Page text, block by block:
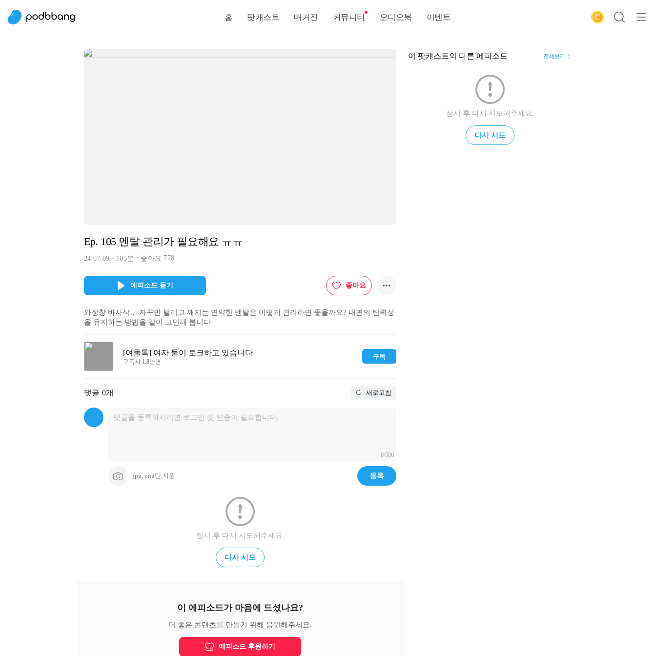
홈 팟캐스트 매거진 커뮤니티 오디오북 이벤트
Ep. 105 멘탈 관리가 필요해요 ㅠㅠ
24.07.09 105분 좋아요 778
에피소드 듣기 좋아요
와장창 바사삭… 자꾸만 털리고 깨지는 연약한 멘탈은 어떻게 관리하면 좋을까요? 내면의 탄력성
을 유지하는 방법을 같이 고민해 봅니다
[여둘톡] 여자 둘이 토크하고 있습니다
구독자 1.8만명
구독
댓글 0개 새로고침
0/500
jpg, png만 지원 등록
잠시 후 다시 시도해주세요.
다시 시도
이 에피소드가 마음에 드셨나요?
더 좋은 콘텐츠를 만들기 위해 응원해주세요.
에피소드 후원하기
이 팟캐스트의 다른 에피소드 전체보기
잠시 후 다시 시도해주세요.
다시 시도